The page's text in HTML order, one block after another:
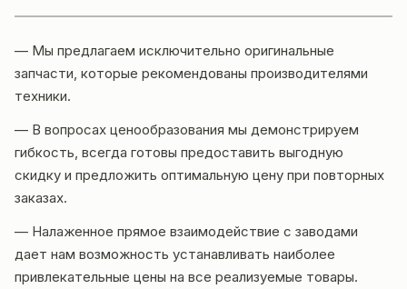
— Мы предлагаем исключительно оригинальные
запчасти, которые рекомендованы производителями
техники.
— В вопросах ценообразования мы демонстрируем
гибкость, всегда готовы предоставить выгодную
скидку и предложить оптимальную цену при повторных
заказах.
— Налаженное прямое взаимодействие с заводами
дает нам возможность устанавливать наиболее
привлекательные цены на все реализуемые товары.